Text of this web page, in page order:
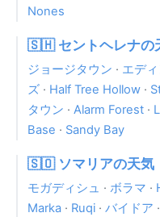
Nones
🇸🇭 セントヘレナの
ジョージタウン · エデ
ズ · Half Tree Hollow ·
タウン · Alarm Forest ·
Base · Sandy Bay
🇸🇴 ソマリアの天気
モガディシュ · ボラマ ·
Marka · Ruqi · バイドア ·